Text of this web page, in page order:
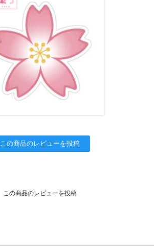
この商品のレビューを投稿
この商品のレビューを投稿